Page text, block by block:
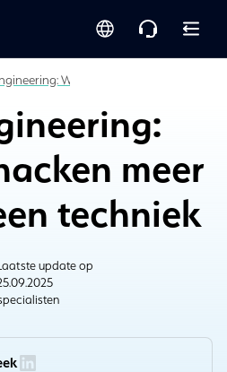
Waarom hacken meer is dan
meer
techniek
update op